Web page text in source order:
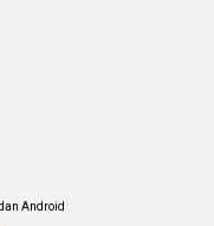
Android